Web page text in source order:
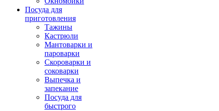
Посуда для
приготовления
Тажины
Кастрюли
Мантоварки и
пароварки
Скороварки и
соковарки
Выпечка и
запекание
Посуда для
быстрого